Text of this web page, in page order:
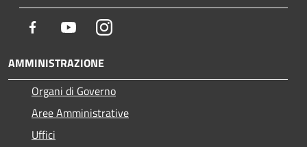
Facebook YoutubeInstagram
AMMINISTRAZIONE
Organi di Governo
Aree Amministrative
Uffici